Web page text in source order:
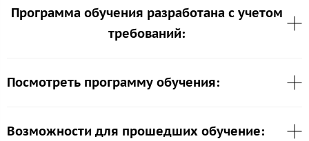
Программа обучения разработана с учетом
требований:
Посмотреть программу обучения:
Возможности для прошедших обучение: